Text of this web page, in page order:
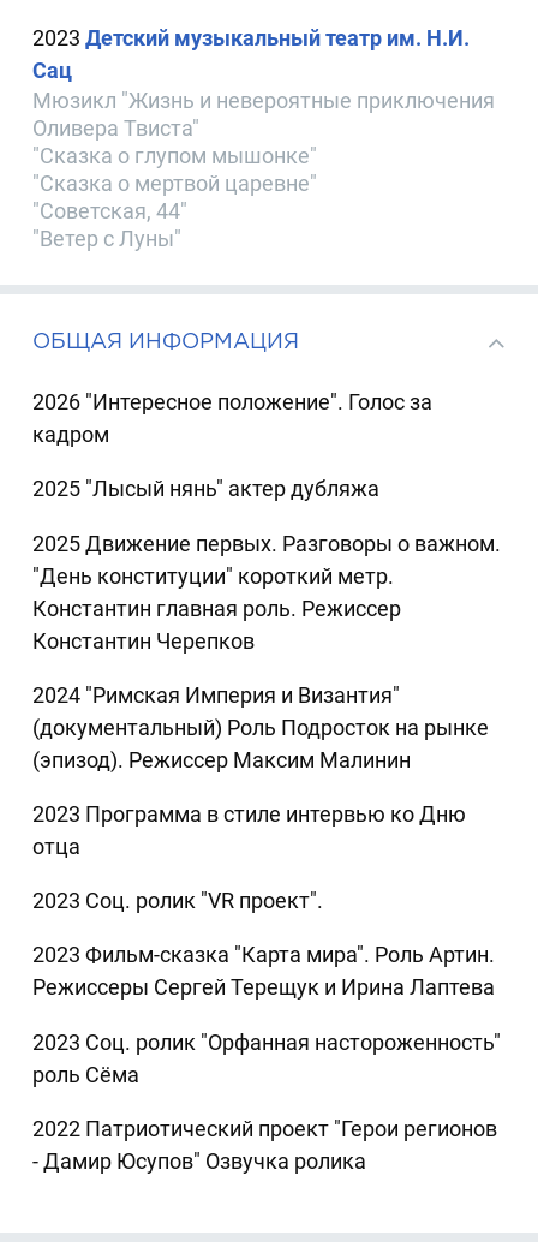
2023Детский музыкальный театр им. Н.И.
Сац
Мюзикл "Жизнь и невероятные приключения
Оливера Твиста"
"Сказка о глупом мышонке"
"Сказка о мертвой царевне"
"Советская, 44"
"Ветер с Луны"
ОБЩАЯ ИНФОРМАЦИЯ
2026 "Интересное положение". Голос за
кадром
2025 "Лысый нянь" актер дубляжа
2025 Движение первых. Разговоры о важном.
"День конституции" короткий метр.
Константин главная роль. Режиссер
Константин Черепков
2024 "Римская Империя и Византия"
(документальный) Роль Подросток на рынке
(эпизод). Режиссер Максим Малинин
2023 Программа в стиле интервью ко Дню
отца
2023 Соц. ролик "VR проект".
2023 Фильм-сказка "Карта мира". Роль Артин.
Режиссеры Сергей Терещук и Ирина Лаптева
2023 Соц. ролик "Орфанная настороженность"
роль Сëма
2022 Патриотический проект "Герои регионов
- Дамир Юсупов" Озвучка ролика